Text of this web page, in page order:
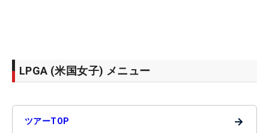
LPGA (米国女子) メニュー
ツアーTOP →